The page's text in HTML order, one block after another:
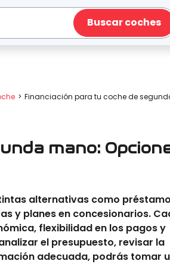
Buscar coches
Financiación para tu coche de
mano:
alternativas como
y planes en concesionarios.
flexibilidad en los pagos y
el presupuesto, revisar la
adecuada, podrás tomar